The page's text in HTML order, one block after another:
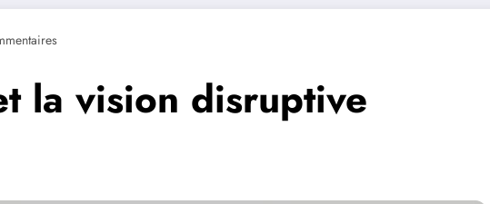
la vision disruptive